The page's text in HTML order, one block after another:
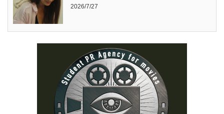
2026/7/27